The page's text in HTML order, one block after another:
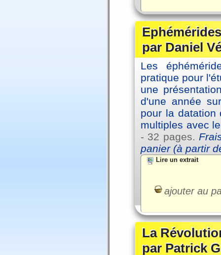
par Daniel
Les
pratique pour
une
d'une année
pour la datation
multiples avec
- 32 pages.
panier (à partir
Lire un extrait
ajouter au
La
par Patrick